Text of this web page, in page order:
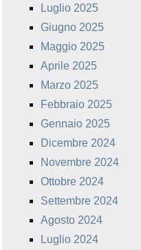
Luglio 2025
Giugno 2025
Maggio 2025
Aprile 2025
Marzo 2025
Febbraio 2025
Gennaio 2025
Dicembre 2024
Novembre 2024
Ottobre 2024
Settembre 2024
Agosto 2024
Luglio 2024